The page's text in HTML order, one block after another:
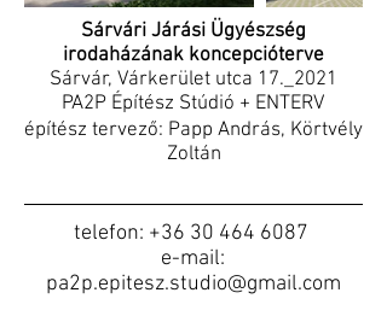
Sárvári Járási Ügyészség
irodaházának koncepcióterve
Sárvár, Várkerület utca 17._2021
PA2P Építész Stúdió + ENTERV
építész tervező: Papp András, Körtvély
Zoltán
telefon: +36 30 464 6087
e-mail:
pa2p.epitesz.studio@gmail.com